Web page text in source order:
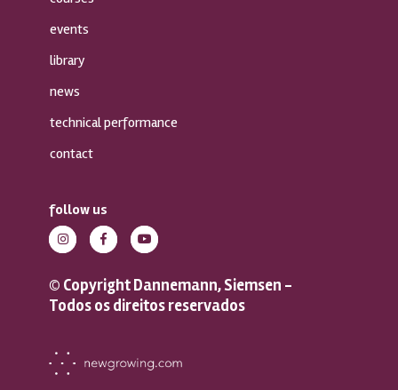
events
library
news
technical performance
contact
follow us
© Copyright Dannemann, Siemsen -
Todos os direitos reservados